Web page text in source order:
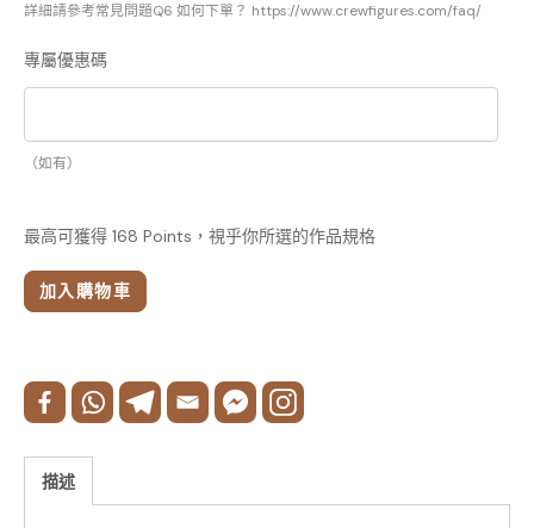
詳細請參考常見問題Q6 如何下單？ https://www.crewfigures.com/faq/
專屬優惠碼
（如有）
最高可獲得 168 Points，視乎你所選的作品規格
加入購物車
描述
Q版人像鎖匙扣